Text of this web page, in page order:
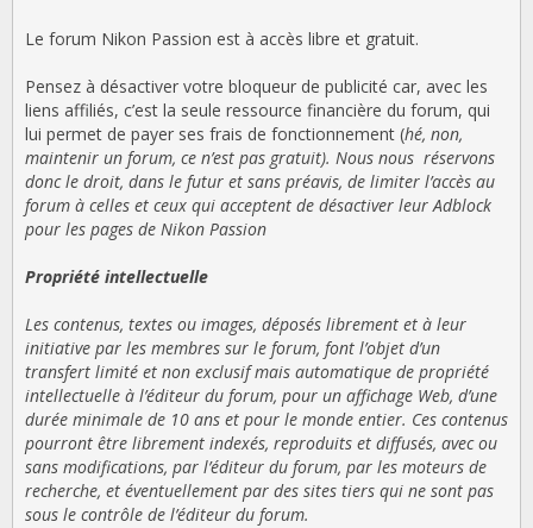
Le forum Nikon Passion est à accès libre et gratuit.
Pensez à désactiver votre bloqueur de publicité car, avec les
liens affiliés, c’est la seule ressource financière du forum, qui
lui permet de payer ses frais de fonctionnement (hé, non,
maintenir un forum, ce n’est pas gratuit). Nous nous réservons
donc le droit, dans le futur et sans préavis, de limiter l’accès au
forum à celles et ceux qui acceptent de désactiver leur Adblock
pour les pages de Nikon Passion
Propriété intellectuelle
Les contenus, textes ou images, déposés librement et à leur
initiative par les membres sur le forum, font l’objet d’un
transfert limité et non exclusif mais automatique de propriété
intellectuelle à l’éditeur du forum, pour un affichage Web, d’une
durée minimale de 10 ans et pour le monde entier. Ces contenus
pourront être librement indexés, reproduits et diffusés, avec ou
sans modifications, par l’éditeur du forum, par les moteurs de
recherche, et éventuellement par des sites tiers qui ne sont pas
sous le contrôle de l’éditeur du forum.